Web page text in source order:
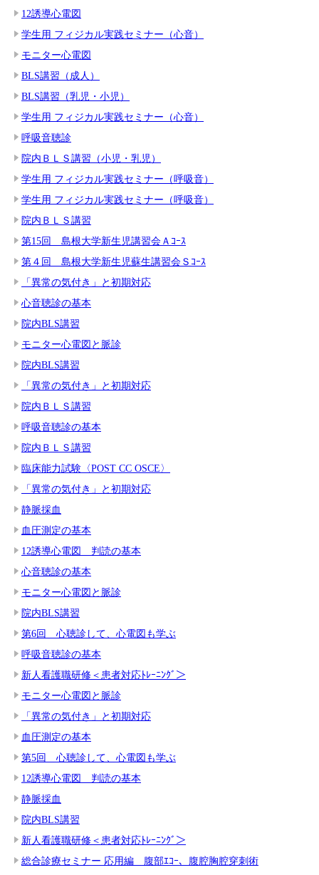
12誘導心電図
学生用 フィジカル実践セミナー（心音）
モニター心電図
BLS講習（成人）
BLS講習（乳児・小児）
学生用 フィジカル実践セミナー（心音）
呼吸音聴診
院内ＢＬＳ講習（小児・乳児）
学生用 フィジカル実践セミナー（呼吸音）
学生用 フィジカル実践セミナー（呼吸音）
院内ＢＬＳ講習
第15回 島根大学新生児講習会Ａｺｰｽ
第４回 島根大学新生児蘇生講習会Ｓｺｰｽ
「異常の気付き」と初期対応
心音聴診の基本
院内BLS講習
モニター心電図と脈診
院内BLS講習
「異常の気付き」と初期対応
院内ＢＬＳ講習
呼吸音聴診の基本
院内ＢＬＳ講習
臨床能力試験〈POST CC OSCE〉
「異常の気付き」と初期対応
静脈採血
血圧測定の基本
12誘導心電図 判読の基本
心音聴診の基本
モニター心電図と脈診
院内BLS講習
第6回 心聴診して、心電図も学ぶ
呼吸音聴診の基本
新人看護職研修＜患者対応ﾄﾚｰﾆﾝｸﾞ＞
モニター心電図と脈診
「異常の気付き」と初期対応
血圧測定の基本
第5回 心聴診して、心電図も学ぶ
12誘導心電図 判読の基本
静脈採血
院内BLS講習
新人看護職研修＜患者対応ﾄﾚｰﾆﾝｸﾞ＞
総合診療セミナー 応用編 腹部ｴｺｰ、腹腔胸腔穿刺術